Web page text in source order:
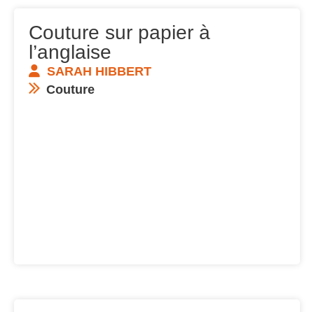
Couture sur papier à
l’anglaise
SARAH HIBBERT
Couture